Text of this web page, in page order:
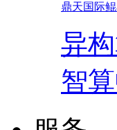
鼎天国际
异
智